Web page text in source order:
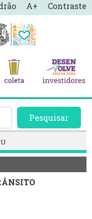
A+ Contraste
Pesquisar